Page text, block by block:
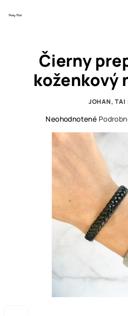
Čierny
koženkový
JOHAN, TAI
Priemerné
produktu
0,0
Neohodnotené